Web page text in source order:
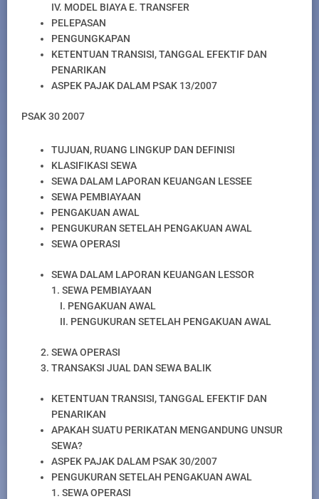
IV. MODEL BIAYA E. TRANSFER
PELEPASAN
PENGUNGKAPAN
KETENTUAN TRANSISI, TANGGAL EFEKTIF DAN
PENARIKAN
ASPEK PAJAK DALAM PSAK 13/2007
PSAK 30 2007
TUJUAN, RUANG LINGKUP DAN DEFINISI
KLASIFIKASI SEWA
SEWA DALAM LAPORAN KEUANGAN LESSEE
SEWA PEMBIAYAAN
PENGAKUAN AWAL
PENGUKURAN SETELAH PENGAKUAN AWAL
SEWA OPERASI
SEWA DALAM LAPORAN KEUANGAN LESSOR
1. SEWA PEMBIAYAAN
I. PENGAKUAN AWAL
II. PENGUKURAN SETELAH PENGAKUAN AWAL
SEWA OPERASI
TRANSAKSI JUAL DAN SEWA BALIK
KETENTUAN TRANSISI, TANGGAL EFEKTIF DAN
PENARIKAN
APAKAH SUATU PERIKATAN MENGANDUNG UNSUR
SEWA?
ASPEK PAJAK DALAM PSAK 30/2007
PENGUKURAN SETELAH PENGAKUAN AWAL
1. SEWA OPERASI